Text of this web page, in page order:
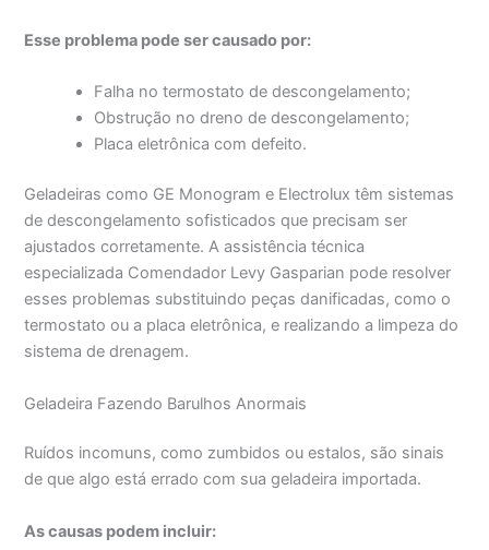
Esse problema pode ser causado por:
Falha no termostato de descongelamento;
Obstrução no dreno de descongelamento;
Placa eletrônica com defeito.
Geladeiras como GE Monogram e Electrolux têm sistemas
de descongelamento sofisticados que precisam ser
ajustados corretamente. A assistência técnica
especializada Comendador Levy Gasparian pode resolver
esses problemas substituindo peças danificadas, como o
termostato ou a placa eletrônica, e realizando a limpeza do
sistema de drenagem.
Geladeira Fazendo Barulhos Anormais
Ruídos incomuns, como zumbidos ou estalos, são sinais
de que algo está errado com sua geladeira importada.
As causas podem incluir: